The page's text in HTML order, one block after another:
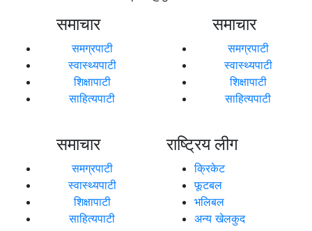
समाचार
समग्रपाटी
स्वास्थ्यपाटी
शिक्षापाटी
साहित्यपाटी
समाचार
समग्रपाटी
स्वास्थ्यपाटी
शिक्षापाटी
साहित्यपाटी
समाचार
समग्रपाटी
स्वास्थ्यपाटी
शिक्षापाटी
साहित्यपाटी
राष्ट्रिय लीग
क्रिकेट
फूटबल
भलिबल
अन्य खेलकुद